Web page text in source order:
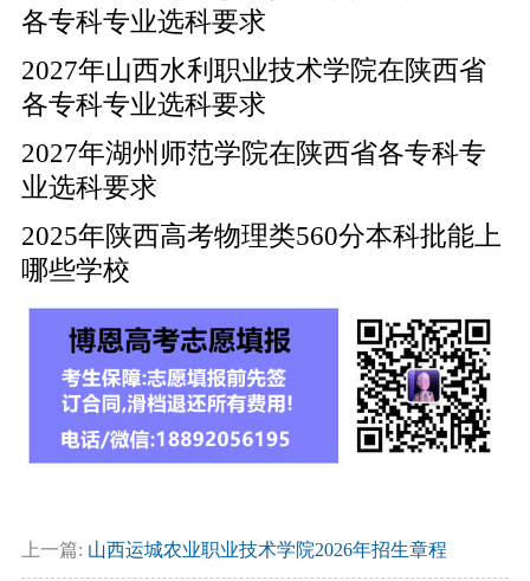
各专科专业选科要求
2027年山西水利职业技术学院在陕西省
各专科专业选科要求
2027年湖州师范学院在陕西省各专科专
业选科要求
2025年陕西高考物理类560分本科批能上
哪些学校
上一篇: 山西运城农业职业技术学院2026年招生章程